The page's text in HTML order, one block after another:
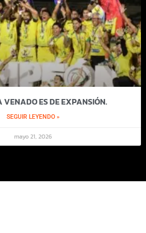
VENADO ES DE EXPANSIÓN.
SEGUIR LEYENDO »
mayo 21, 2026